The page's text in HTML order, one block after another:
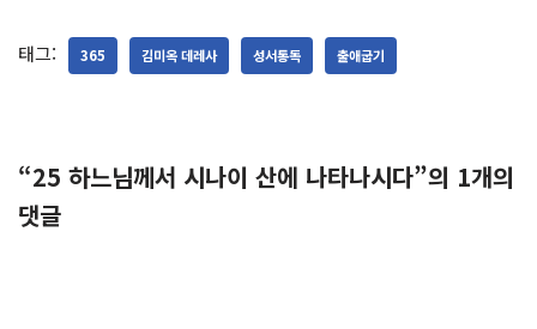
태그: 365 김미옥 데레사 성서통독 출애굽기
“25 하느님께서 시나이 산에 나타나시다”의 1개의
댓글